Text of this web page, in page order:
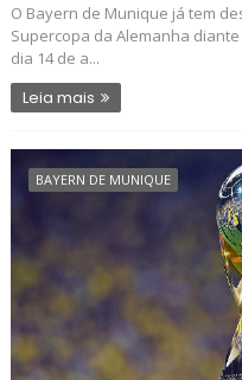
O Bayern de Munique já tem
Supercopa da Alemanha
dia 14 de a...
Leia mais
BAYERN DE MUNIQUE